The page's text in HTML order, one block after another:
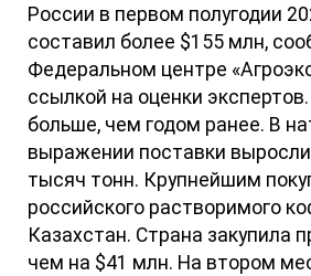
России в первом полугодии
составил более $155 млн,
Федеральном центре
ссылкой на оценки
больше, чем годом ранее. В
выражении поставки
тысяч тонн. Крупнейшим
российского растворимого
Казахстан. Страна закупила
чем на $41 млн. На втором